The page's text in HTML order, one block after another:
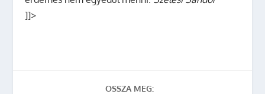
]]>
OSSZA MEG: